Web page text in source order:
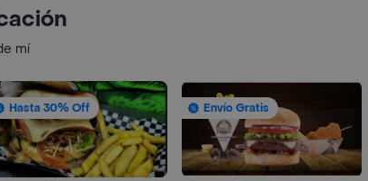
mí
Hasta 30% Off Envío Gratis